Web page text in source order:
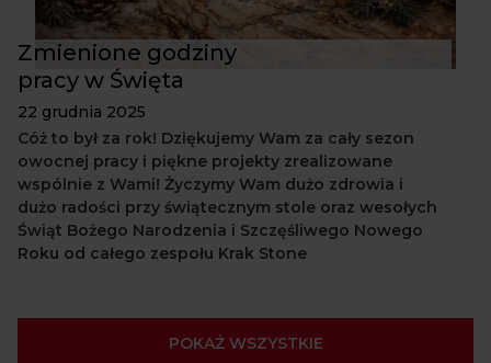
Zmienione godziny
pracy w Święta
22 grudnia 2025
Cóż to był za rok! Dziękujemy Wam za cały sezon
owocnej pracy i piękne projekty zrealizowane
wspólnie z Wami! Życzymy Wam dużo zdrowia i
dużo radości przy świątecznym stole oraz wesołych
Świąt Bożego Narodzenia i Szczęśliwego Nowego
Roku od całego zespołu Krak Stone
POKAŻ WSZYSTKIE